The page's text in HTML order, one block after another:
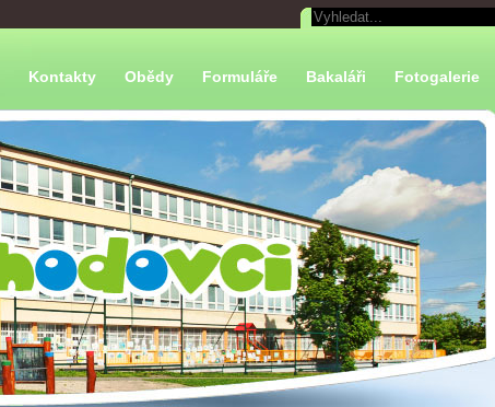
Kontakty Obědy Formuláře Bakaláři Fotogalerie